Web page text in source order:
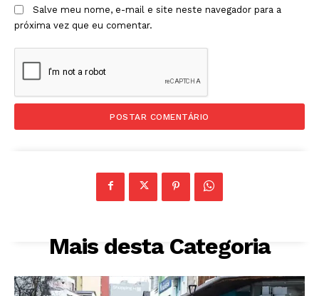
Salve meu nome, e-mail e site neste navegador para a
próxima vez que eu comentar.
Mais desta Categoria